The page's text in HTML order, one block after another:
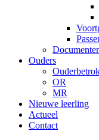
Ouders
OR
MR
Nieuwe leerling
Actueel
Contact